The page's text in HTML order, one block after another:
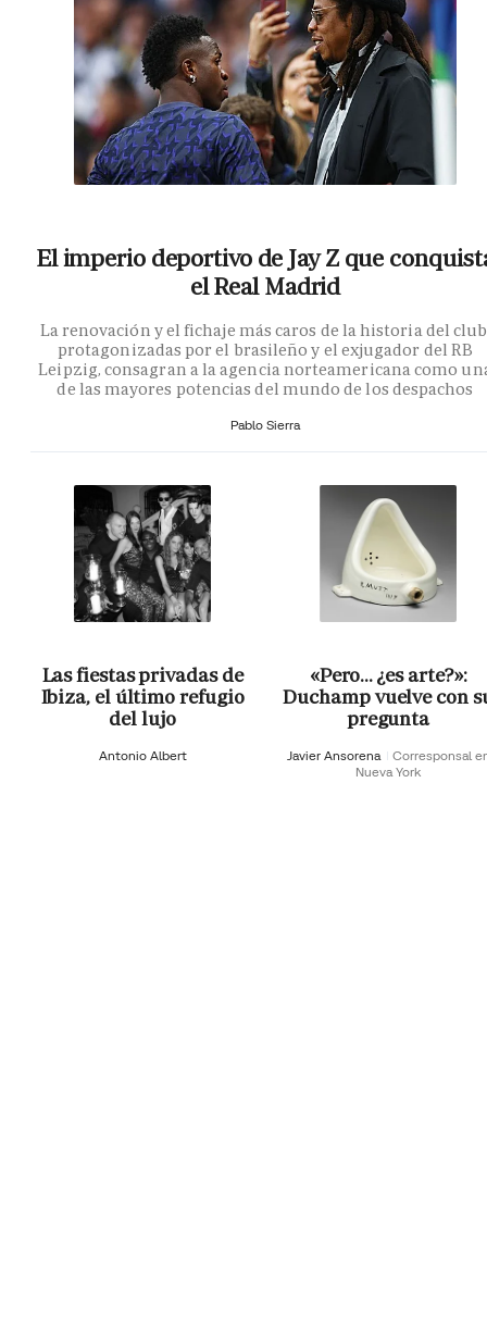
El imperio deportivo de Jay Z que
el Real Madrid
La renovación y el fichaje más caros de la historia del
protagonizadas por el brasileño y el exjugador del RB
Leipzig, consagran a la agencia norteamericana como
de las mayores potencias del mundo de los despachos
Pablo Sierra
Las fiestas privadas de
Ibiza, el último refugio
del lujo
Antonio Albert
«Pero… ¿es arte?»:
Duchamp vuelve con
pregunta
Javier Ansorena
Corresponsal
Nueva York